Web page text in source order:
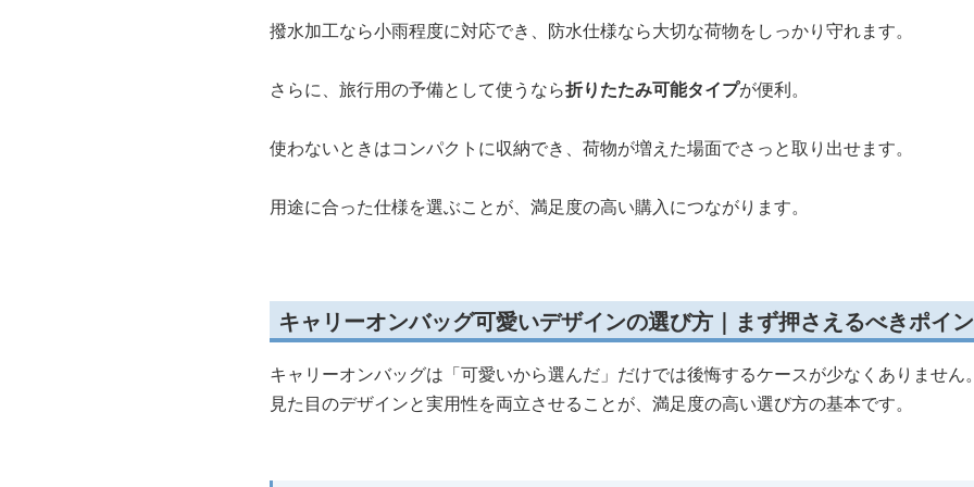
撥水加工なら小雨程度に対応でき、防水仕様なら大切な荷物をしっかり守れます。
さらに、旅行用の予備として使うなら折りたたみ可能タイプが便利。
使わないときはコンパクトに収納でき、荷物が増えた場面でさっと取り出せます。
用途に合った仕様を選ぶことが、満足度の高い購入につながります。
キャリーオンバッグ可愛いデザインの選び方｜まず押さえるべきポイ
キャリーオンバッグは「可愛いから選んだ」だけでは後悔するケースが少なくありません
見た目のデザインと実用性を両立させることが、満足度の高い選び方の基本です。